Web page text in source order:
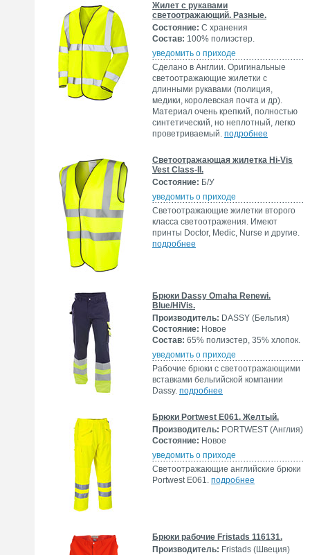
Жилет с рукавами
светоотражающий. Разные.
Состояние: С хранения
Состав: 100% полиэстер.
уведомить о приходе
Сделано в Англии. Оригинальные
светоотражающие жилетки с
длинными рукавами (полиция,
медики, королевская почта и др).
Материал очень крепкий, полностью
синтетический, но неплотный, легко
проветриваемый. подробнее
Светоотражающая жилетка Hi-Vis
Vest Class-II.
Состояние: Б/У
уведомить о приходе
Светоотражающие жилетки второго
класса светоотражения. Имеют
принты Doctor, Medic, Nurse и другие.
подробнее
Брюки Dassy Omaha Renewi.
Blue/HiVis.
Производитель: DASSY (Бельгия)
Состояние: Новое
Состав: 65% полиэстер, 35% хлопок.
уведомить о приходе
Рабочие брюки с светоотражающими
вставками бельгийской компании
Dassy. подробнее
Брюки Portwest E061. Желтый.
Производитель: PORTWEST (Англия)
Состояние: Новое
уведомить о приходе
Светоотражающие английские брюки
Portwest E061. подробнее
Брюки рабочие Fristads 116131.
Производитель: Fristads (Швеция)